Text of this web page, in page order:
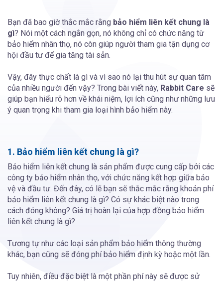
Bạn đã bao giờ thắc mắc rằng bảo hiểm liên kết chung là
gì? Nói một cách ngắn gọn, nó không chỉ có chức năng từ
bảo hiểm nhân thọ, nó còn giúp người tham gia tận dụng cơ
hội đầu tư để gia tăng tài sản.
Vậy, đây thực chất là gì và vì sao nó lại thu hút sự quan tâm
của nhiều người đến vậy? Trong bài viết này, Rabbit Care sẽ
giúp bạn hiểu rõ hơn về khái niệm, lợi ích cũng như những lưu
ý quan trọng khi tham gia loại hình bảo hiểm này.
1. Bảo hiểm liên kết chung là gì?
Bảo hiểm liên kết chung là sản phẩm được cung cấp bởi các
công ty bảo hiểm nhân thọ, với chức năng kết hợp giữa bảo
vệ và đầu tư. Đến đây, có lẽ bạn sẽ thắc mắc rằng khoản phí
bảo hiểm liên kết chung là gì? Có sự khác biệt nào trong
cách đóng không? Giá trị hoàn lại của hợp đồng bảo hiểm
liên kết chung là gì?
Tương tự như các loại sản phẩm bảo hiểm thông thường
khác, bạn cũng sẽ đóng phí bảo hiểm định kỳ hoặc một lần.
Tuy nhiên, điều đặc biệt là một phần phí này sẽ được sử